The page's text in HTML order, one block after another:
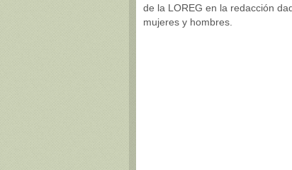
de la LOREG en la redacción
mujeres y hombres.